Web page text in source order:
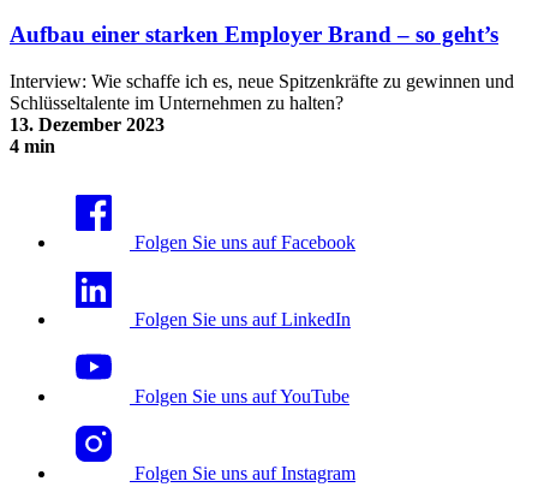
Aufbau einer starken Employer Brand – so geht’s
Interview: Wie schaffe ich es, neue Spitzenkräfte zu gewinnen und
Schlüsseltalente im Unternehmen zu halten?
13. Dezember 2023
4 min
Folgen Sie uns auf Facebook
Folgen Sie uns auf LinkedIn
Folgen Sie uns auf YouTube
Folgen Sie uns auf Instagram